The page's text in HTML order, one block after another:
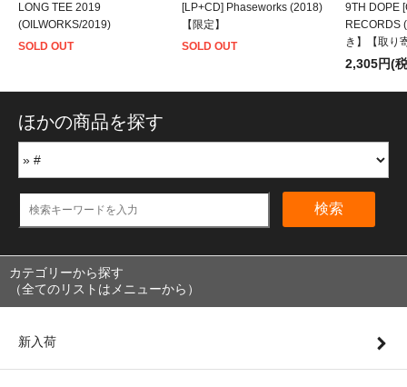
LONG TEE 2019
(OILWORKS/2019)
SOLD OUT
[LP+CD] Phaseworks (2018)
【限定】
SOLD OUT
9TH DOPE
RECORDS
き】【取り
2,305円(
ほかの商品を探す
検索
カテゴリーから探す
（全てのリストはメニューから）
新入荷